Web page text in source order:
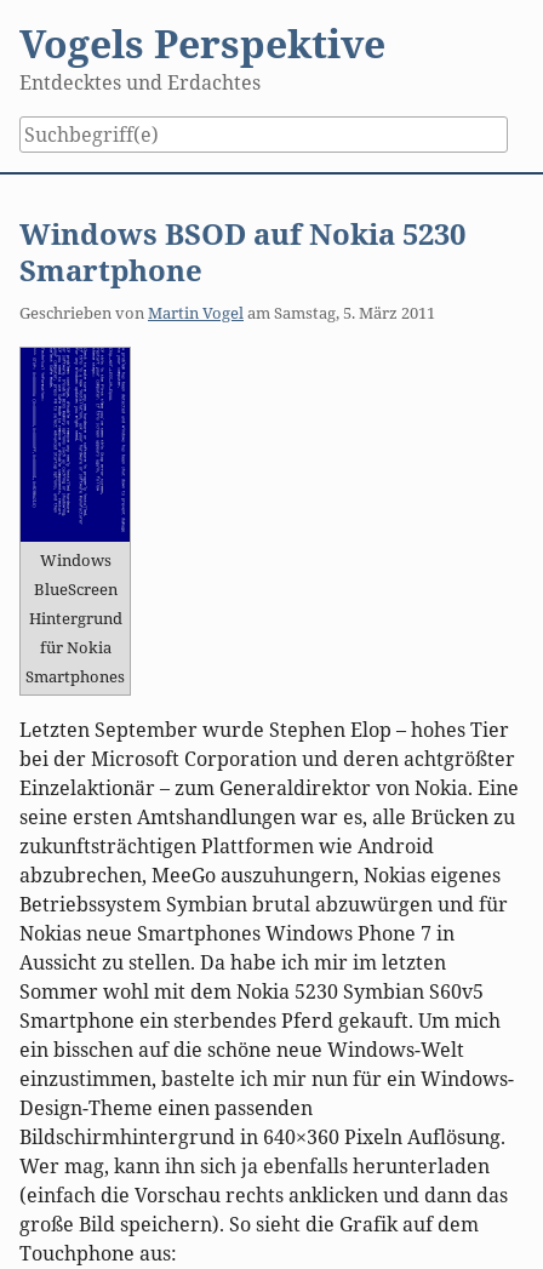
content
Vogels Perspektive
Entdecktes und Erdachtes
Windows BSOD auf Nokia 5230
Smartphone
Geschrieben vonMartin VogelamSamstag, 5. März 2011
Windows
BlueScreen
Hintergrund
für Nokia
Smartphones
Letzten September wurde Stephen Elop – hohes Tier
bei der Microsoft Corporation und deren achtgrößter
Einzelaktionär – zum Generaldirektor von Nokia. Eine
seine ersten Amtshandlungen war es, alle Brücken zu
zukunftsträchtigen Plattformen wie Android
abzubrechen, MeeGo auszuhungern, Nokias eigenes
Betriebssystem Symbian brutal abzuwürgen und für
Nokias neue Smartphones Windows Phone 7 in
Aussicht zu stellen. Da habe ich mir im letzten
Sommer wohl mit dem Nokia 5230 Symbian S60v5
Smartphone ein sterbendes Pferd gekauft. Um mich
ein bisschen auf die schöne neue Windows-Welt
einzustimmen, bastelte ich mir nun für ein Windows-
Design-Theme einen passenden
Bildschirmhintergrund in 640×360 Pixeln Auflösung.
Wer mag, kann ihn sich ja ebenfalls herunterladen
(einfach die Vorschau rechts anklicken und dann das
große Bild speichern). So sieht die Grafik auf dem
Touchphone aus: